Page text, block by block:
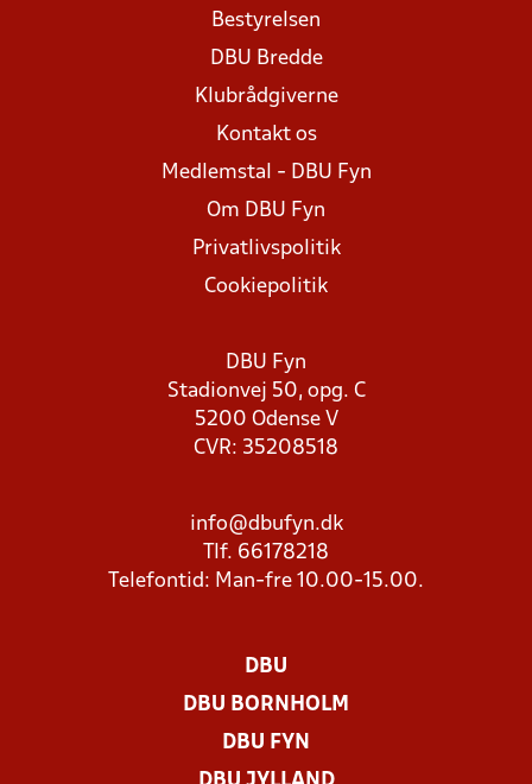
Bestyrelsen
DBU Bredde
Klubrådgiverne
Kontakt os
Medlemstal - DBU Fyn
Om DBU Fyn
Privatlivspolitik
Cookiepolitik
DBU Fyn
Stadionvej 50, opg. C
5200 Odense V
CVR: 35208518
info@dbufyn.dk
Tlf. 66178218
Telefontid: Man-fre 10.00-15.00.
DBU
DBU BORNHOLM
DBU FYN